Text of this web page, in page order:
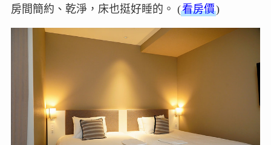
房間簡約、乾淨，床也挺好睡的。 (看房價)